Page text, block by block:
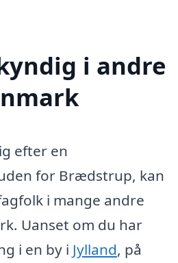
i andre
efter en
for Brædstrup, kan
i mange andre
Uanset om du har
i en by i Jylland, på